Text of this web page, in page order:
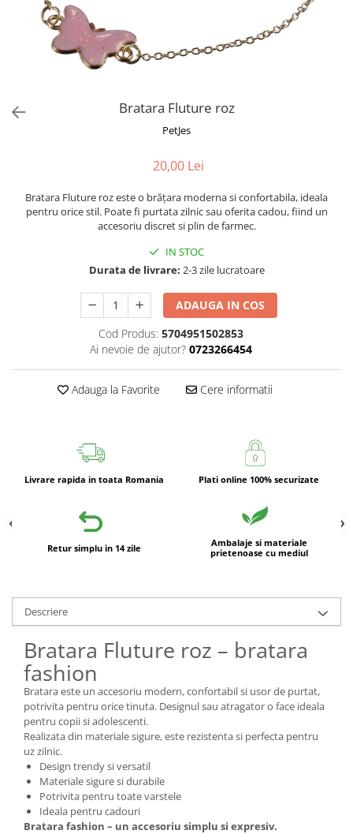
Creioane
Caiete 3D
Glitter Eyes
Fairytales
Wild Hangers
Cute Hangers
ColourZoo
Girly
Lovely Hearts
Animals in Tubes
Bratara Fluture roz
PetJes
20,00 Lei
Bratara Fluture roz este o brățara moderna si confortabila, ideala
pentru orice stil. Poate fi purtata zilnic sau oferita cadou, fiind un
accesoriu discret si plin de farmec.
IN STOC
Durata de livrare: 2-3 zile lucratoare
ADAUGA IN COS
Cod Produs: 5704951502853
Ai nevoie de ajutor? 0723266454
Adauga la Favorite Cere informatii
Livrare rapida in toata Romania Plati online 100% securizate
Retur simplu in 14 zile
Ambalaje si materiale
prietenoase cu mediul
Descriere
Bratara Fluture roz – bratara
fashion
Bratara este un accesoriu modern, confortabil si usor de purtat,
potrivita pentru orice tinuta. Designul sau atragator o face ideala
pentru copii si adolescenti.
Realizata din materiale sigure, este rezistenta si perfecta pentru
uz zilnic.
Design trendy si versatil
Materiale sigure si durabile
Potrivita pentru toate varstele
Ideala pentru cadouri
Bratara fashion – un accesoriu simplu si expresiv.